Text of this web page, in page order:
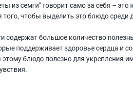
из семги" говорит само за себя –
чтобы выделить это блюдо среди
содержат большое количество
поддерживает здоровье сердца и
блюдо полезно для укрепления